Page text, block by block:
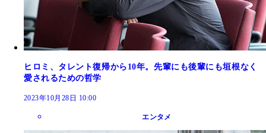
ヒロミ、タレント復帰から10年。先輩にも後輩にも垣根なく
愛されるための哲学
2023年10月28日 10:00
エンタメ